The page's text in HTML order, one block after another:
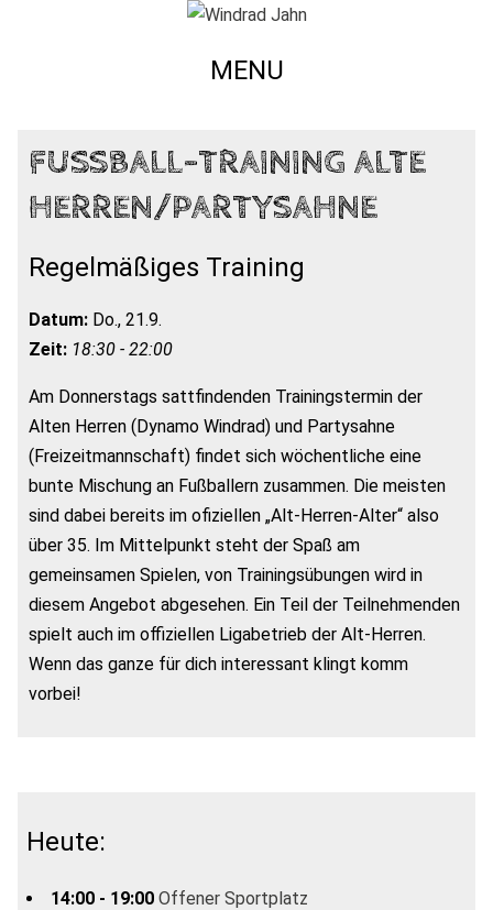
MENU
FUSSBALL-TRAINING ALTE H
ERREN/PARTYSAHNE
Regelmäßiges Training
Datum: Do., 21.9.
Zeit: 18:30 - 22:00
Am Donnerstags sattfindenden Trainingstermin der
Alten Herren (Dynamo Windrad) und Partysahne
(Freizeitmannschaft) findet sich wöchentliche eine
bunte Mischung an Fußballern zusammen. Die meisten
sind dabei bereits im ofiziellen „Alt-Herren-Alter“ also
über 35. Im Mittelpunkt steht der Spaß am
gemeinsamen Spielen, von Trainingsübungen wird in
diesem Angebot abgesehen. Ein Teil der Teilnehmenden
spielt auch im offiziellen Ligabetrieb der Alt-Herren.
Wenn das ganze für dich interessant klingt komm
vorbei!
Heute:
14:00 - 19:00 Offener Sportplatz